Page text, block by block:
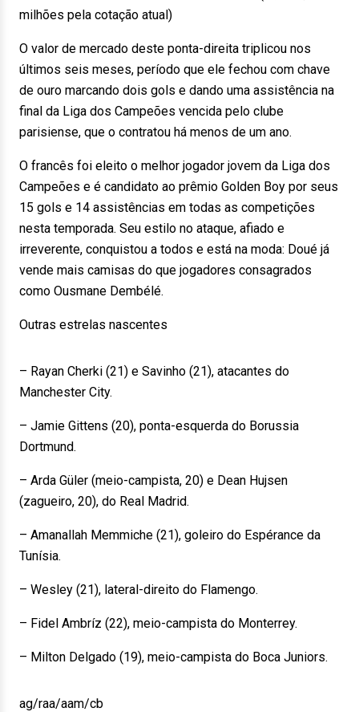
milhões pela cotação atual)
O valor de mercado deste ponta-direita triplicou nos
últimos seis meses, período que ele fechou com chave
de ouro marcando dois gols e dando uma assistência na
final da Liga dos Campeões vencida pelo clube
parisiense, que o contratou há menos de um ano.
O francês foi eleito o melhor jogador jovem da Liga dos
Campeões e é candidato ao prêmio Golden Boy por seus
15 gols e 14 assistências em todas as competições
nesta temporada. Seu estilo no ataque, afiado e
irreverente, conquistou a todos e está na moda: Doué já
vende mais camisas do que jogadores consagrados
como Ousmane Dembélé.
Outras estrelas nascentes
– Rayan Cherki (21) e Savinho (21), atacantes do
Manchester City.
– Jamie Gittens (20), ponta-esquerda do Borussia
Dortmund.
– Arda Güler (meio-campista, 20) e Dean Hujsen
(zagueiro, 20), do Real Madrid.
– Amanallah Memmiche (21), goleiro do Espérance da
Tunísia.
– Wesley (21), lateral-direito do Flamengo.
– Fidel Ambríz (22), meio-campista do Monterrey.
– Milton Delgado (19), meio-campista do Boca Juniors.
ag/raa/aam/cb